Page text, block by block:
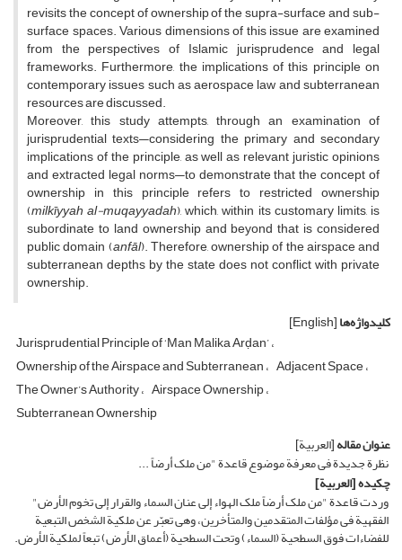
revisits the concept of ownership of the supra-surface and sub-
surface spaces. Various dimensions of this issue are examined
from the perspectives of Islamic jurisprudence and legal
frameworks. Furthermore, the implications of this principle on
contemporary issues such as aerospace law and subterranean
resources are discussed.
Moreover, this study attempts, through an examination of
jurisprudential texts—considering the primary and secondary
implications of the principle, as well as relevant juristic opinions
and extracted legal norms—to demonstrate that the concept of
ownership in this principle refers to restricted ownership
(milkīyyah al-muqayyadah), which, within its customary limits, is
subordinate to land ownership and beyond that is considered
public domain (anfāl). Therefore, ownership of the airspace and
subterranean depths by the state does not conflict with private
ownership.
کلیدواژه‌ها[English]
Jurisprudential Principle of ‘Man Malika Arḍan’
Ownership of the Airspace and Subterranean Adjacent Space
The Owner’s Authority Airspace Ownership
Subterranean Ownership
عنوان مقاله[العربیة]
نظرة جدیدة فی معرفة موضوع قاعدة "من ملک أرضاً ...
چکیده[العربیة]
وردت قاعدة "من ملک أرضاً ملک الهواء إلى عنان السماء والقرار إلى تخوم الأرض"
الفقهیة فی مؤلفات المتقدمین والمتأخرین، وهی تعبّر عن ملکیة الشخص التبعیة
للفضاءات فوق السطحیة (السماء) وتحت السطحیة (أعماق الأرض) تبعاً لملکیة الأرض.